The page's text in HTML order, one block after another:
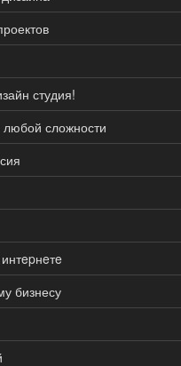
студия!
сложности
бизнесу